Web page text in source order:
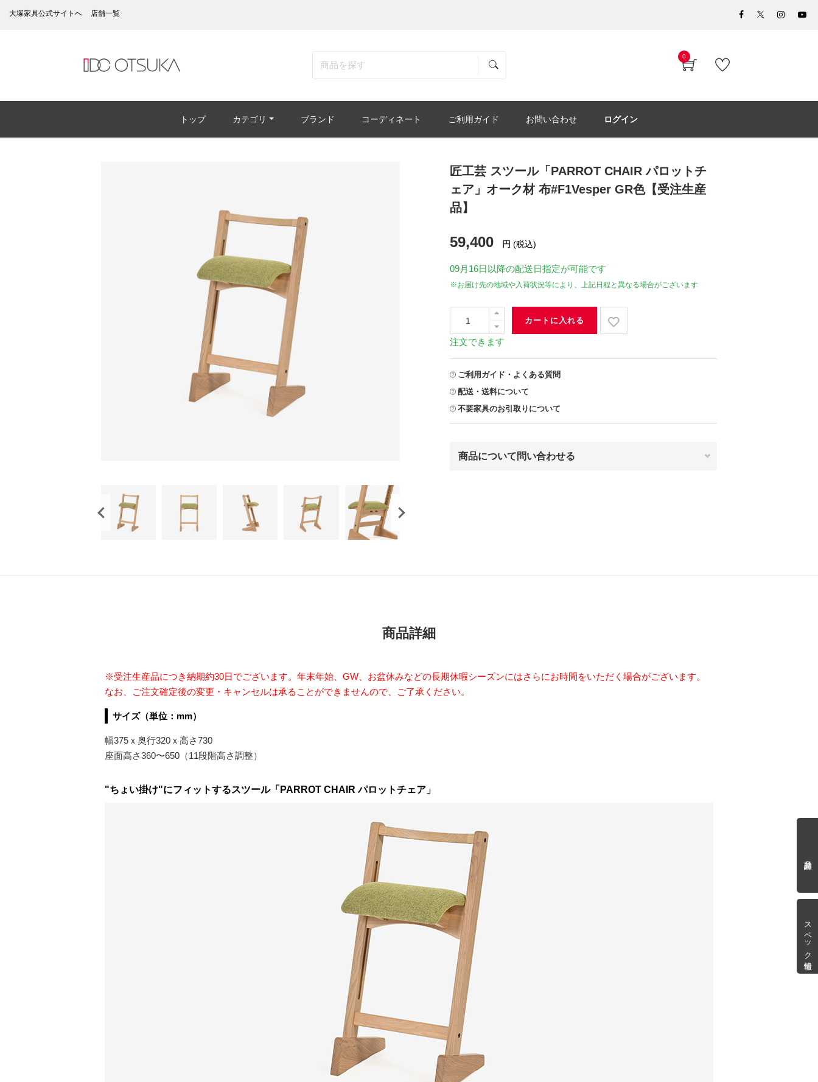
スペック情報
大塚家具公式サイトへ 店舗一覧
0
トップ カテゴリ ブランド コーディネート ご利用ガイド お問い合わせ ログイン
匠工芸 スツール「PARROT CHAIR パロットチ
ェア」オーク材 布#F1Vesper GR色【受注生産
品】
59,400 円 (税込)
09月16日 以降の配送日指定が可能です
※お届け先の地域や入荷状況等により、上記日程と異なる場合がございます
カートに入れる
注文できます
ご利用ガイド・よくある質問
配送・送料について
不要家具のお引取りについて
商品について問い合わせる
商品詳細
※受注生産品につき納期約30日でございます。年末年始、GW、お盆休みなどの長期休暇シーズンにはさらにお時間をいただく場合がございます。
なお、ご注文確定後の変更・キャンセルは承ることができませんので、ご了承ください。
サイズ（単位：mm）
幅375ｘ奥行320ｘ高さ730
座面高さ360〜650（11段階高さ調整）
"ちょい掛け"にフィットするスツール「PARROT CHAIR パロットチェア」